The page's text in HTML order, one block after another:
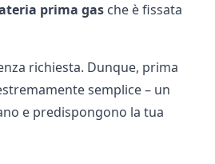
prima gasche è fissata
richiesta. Dunque, prima
semplice – un
e predispongono la tua